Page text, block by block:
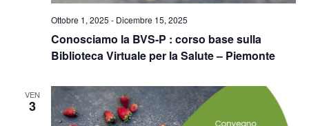
Conosciamo la BVS-P : corso base sulla
Biblioteca Virtuale per la Salute – Piemonte
Ottobre 1, 2025 - Dicembre 15, 2025
VEN
3